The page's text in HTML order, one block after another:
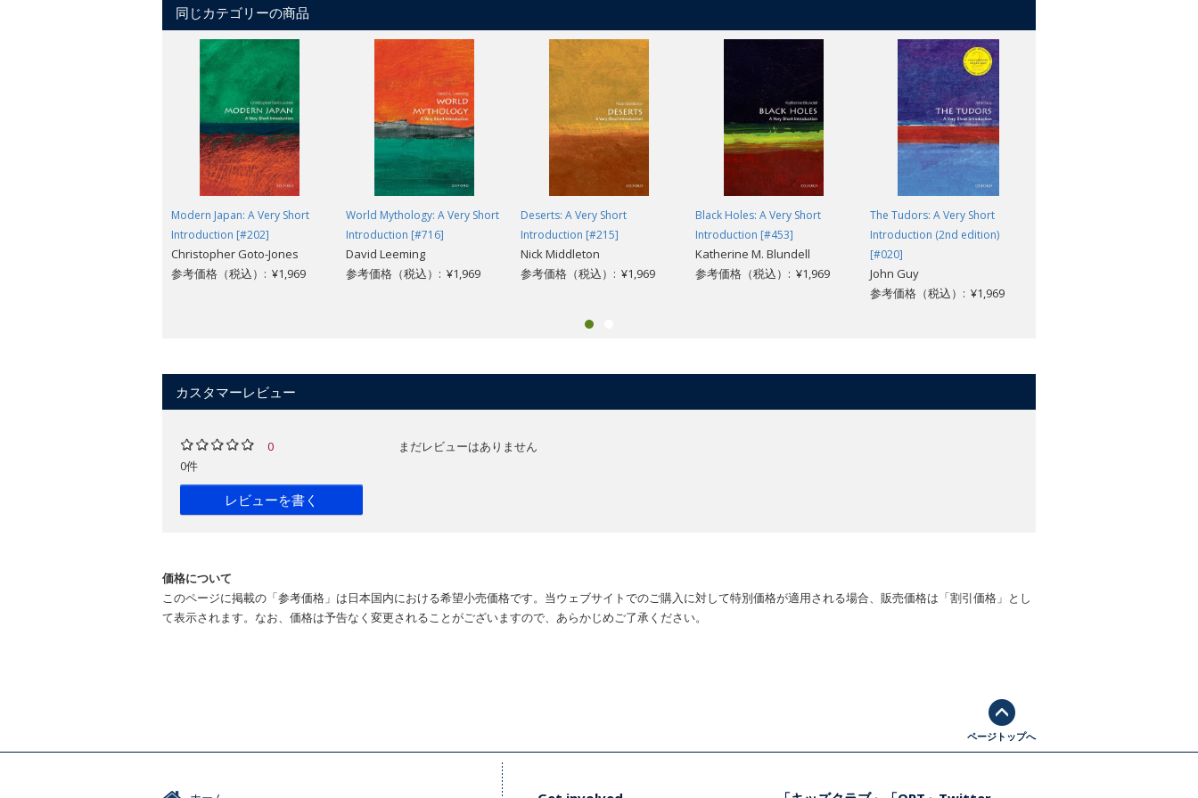
own right, the angels can still illuminate our thoughts.
同じカテゴリーの商品
Modern Japan: A Very Short
Introduction [#202]
Christopher Goto-Jones
参考価格（税込）: ¥1,969
World Mythology: A Very Short
Introduction [#716]
David Leeming
参考価格（税込）: ¥1,969
Deserts: A Very Short
Introduction [#215]
Nick Middleton
参考価格（税込）: ¥1,969
Black Holes: A Very Short
Introduction [#453]
Katherine M. Blundell
参考価格（税込）: ¥1,969
The Tudors: A Very Short
Introduction (2nd edition)
[#020]
John Guy
参考価格（税込）: ¥1,969
カスタマーレビュー
0
0件
レビューを書く
まだレビューはありません
価格について
このページに掲載の「参考価格」は日本国内における希望小売価格です。当ウェブサイトでのご購入に対して特別価格が適用される場合、販売価格は「割引価格」とし
て表示されます。なお、価格は予告なく変更されることがございますので、あらかじめご了承ください。
ページトップへ